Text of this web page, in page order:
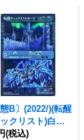
態B〕(2022/)(転醒
クリスト)白の
き機神
(税込)